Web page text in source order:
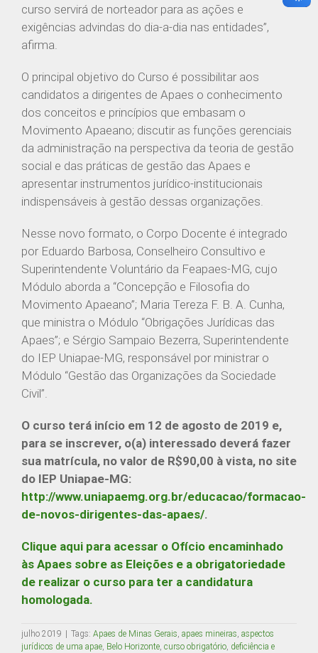
curso servirá de norteador para as ações e
exigências advindas do dia-a-dia nas entidades”,
afirma.
O principal objetivo do Curso é possibilitar aos
candidatos a dirigentes de Apaes o conhecimento
dos conceitos e princípios que embasam o
Movimento Apaeano; discutir as funções gerenciais
da administração na perspectiva da teoria de gestão
social e das práticas de gestão das Apaes e
apresentar instrumentos jurídico-institucionais
indispensáveis à gestão dessas organizações.
Nesse novo formato, o Corpo Docente é integrado
por Eduardo Barbosa, Conselheiro Consultivo e
Superintendente Voluntário da Feapaes-MG, cujo
Módulo aborda a “Concepção e Filosofia do
Movimento Apaeano”; Maria Tereza F. B. A. Cunha,
que ministra o Módulo “Obrigações Jurídicas das
Apaes”; e Sérgio Sampaio Bezerra, Superintendente
do IEP Uniapae-MG, responsável por ministrar o
Módulo “Gestão das Organizações da Sociedade
Civil”.
O curso terá início em 12 de agosto de 2019 e,
para se inscrever, o(a) interessado deverá fazer
sua matrícula, no valor de R$90,00 à vista, no site
do IEP Uniapae-MG:
http://www.uniapaemg.org.br/educacao/formacao-
de-novos-dirigentes-das-apaes/.
Clique aqui para acessar o Ofício encaminhado
às Apaes sobre as Eleições e a obrigatoriedade
de realizar o curso para ter a candidatura
homologada.
julho 2019 Tags: Apaes de Minas Gerais, apaes mineiras, aspectos
jurídicos de uma apae, Belo Horizonte, curso obrigatório, deficiência e
IEP-MG
Rua dos Timbiras, nº 2072
Belo Horizonte / Minas Gerais
federacao@apaemg.org.br
(31) 3291-6558
08h às 12h e 13h às 18h
CENTRAL DE RELACIONAMENTO
Secretaria Acadêmica
Whatsapp: (31) 9 9832-6159
secretariaacademica.iep@apaemg.org.br
ENCONTRE UM CONTEÚDO
resultados